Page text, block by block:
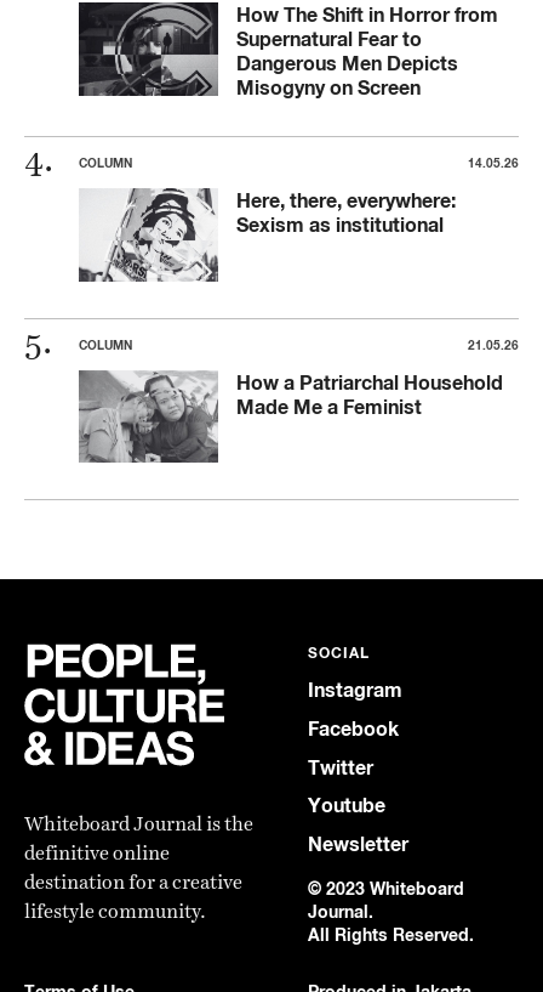
How The Shift in Horror from
Supernatural Fear to
Dangerous Men Depicts
Misogyny on Screen
COLUMN 14.05.26
Here, there, everywhere:
Sexism as institutional
COLUMN 21.05.26
How a Patriarchal Household
Made Me a Feminist
Whiteboard Journal is the
definitive online
destination for a creative
lifestyle community.
SOCIAL
Instagram
Facebook
Twitter
Youtube
Newsletter
© 2023 Whiteboard
Journal.
All Rights Reserved.